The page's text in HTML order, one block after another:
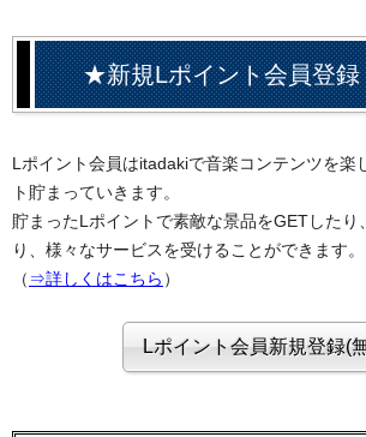
★新規Lポイント会員登録
Lポイント会員はitadakiで音楽コンテンツを楽
ト貯まっていきます。
貯まったLポイントで素敵な景品をGETしたり
り、様々なサービスを受けることができます。
（ ⇒詳しくはこちら ）